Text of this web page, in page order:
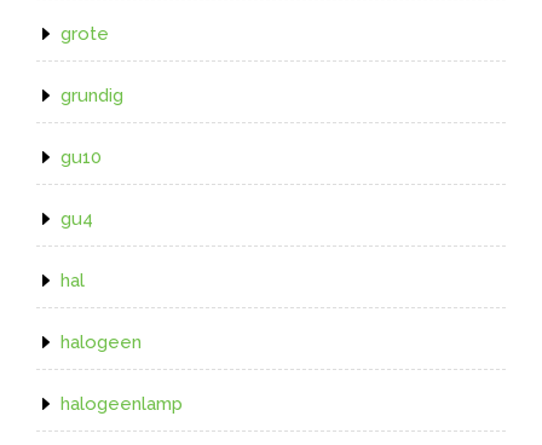
grote
grundig
gu10
gu4
hal
halogeen
halogeenlamp